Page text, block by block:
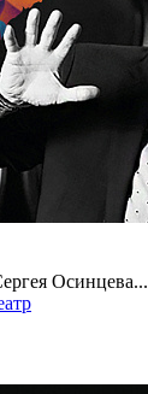
Осинцева...